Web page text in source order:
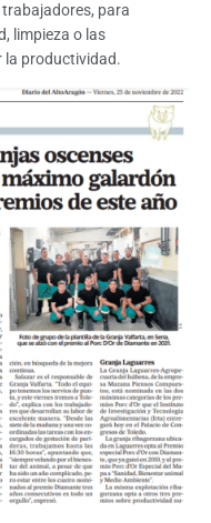
para
limpieza o las
la productividad.